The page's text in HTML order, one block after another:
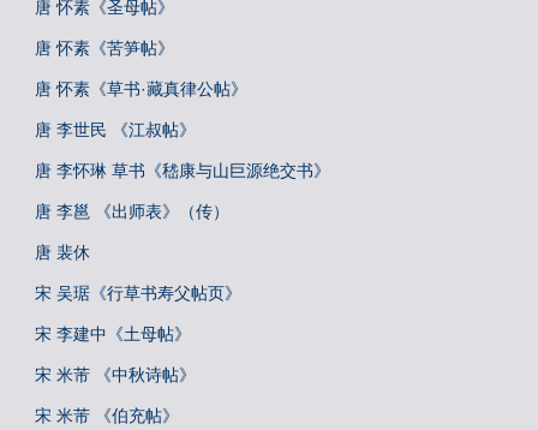
唐 怀素《圣母帖》
唐 怀素《苦笋帖》
唐 怀素《草书·藏真律公帖》
唐 李世民 《江叔帖》
唐 李怀琳 草书《嵇康与山巨源绝交书》
唐 李邕 《出师表》（传）
唐 裴休
宋 吴琚《行草书寿父帖页》
宋 李建中《土母帖》
宋 米芾 《中秋诗帖》
宋 米芾 《伯充帖》